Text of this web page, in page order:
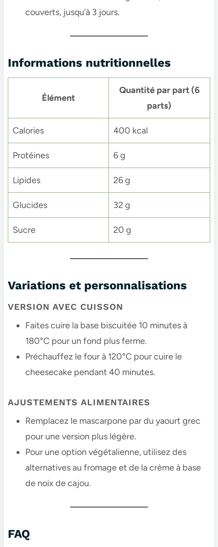
couverts, jusqu’à 3 jours.
Informations nutritionnelles
Élément
Quantité par part (6
parts)
Calories 400 kcal
Protéines 6 g
Lipides 26 g
Glucides 32 g
Sucre 20 g
Variations et personnalisations
VERSION AVEC CUISSON
Faites cuire la base biscuitée 10 minutes à
180°C pour un fond plus ferme.
Préchauffez le four à 120°C pour cuire le
cheesecake pendant 40 minutes.
AJUSTEMENTS ALIMENTAIRES
Remplacez le mascarpone par du yaourt grec
pour une version plus légère.
Pour une option végétalienne, utilisez des
alternatives au fromage et de la crème à base
de noix de cajou.
FAQ